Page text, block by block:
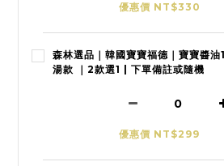
優惠價 NT$330
森林選品｜韓國寶寶福德｜寶寶醬
湯款 ｜2款選1 | 下單備註或隨機
優惠價 NT$299